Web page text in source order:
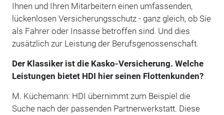
Ihnen und Ihren Mitarbeitern einen umfassenden,
lückenlosen Versicherungsschutz - ganz gleich, ob Sie
als Fahrer oder Insasse betroffen sind. Und dies
zusätzlich zur Leistung der Berufsgenossenschaft.
Der Klassiker ist die Kasko-Versicherung. Welche
Leistungen bietet HDI hier seinen Flottenkunden?
M. Küchemann: HDI übernimmt zum Beispiel die
Suche nach der passenden Partnerwerkstatt. Diese